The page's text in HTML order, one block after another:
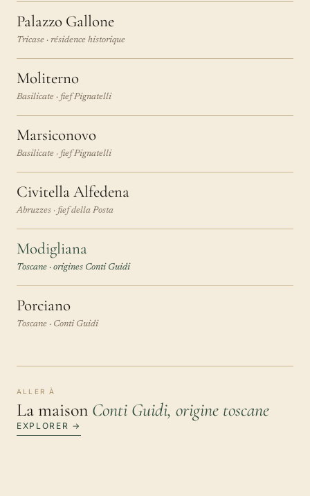
Palazzo Gallone
Tricase · résidence historique
Moliterno
Basilicate · fief Pignatelli
Marsiconovo
Basilicate · fief Pignatelli
Civitella Alfedena
Abruzzes · fief della Posta
Modigliana
Toscane · origines Conti Guidi
Porciano
Toscane · Conti Guidi
ALLER À
La maison Conti Guidi, origine toscane
EXPLORER →